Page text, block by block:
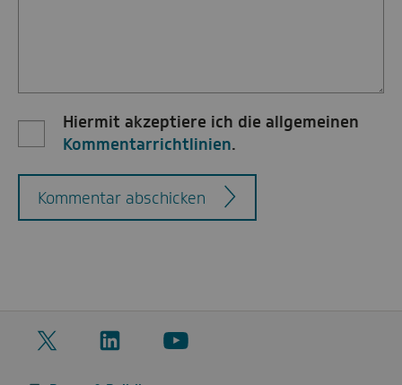
Hiermit akzeptiere ich die allgemeinen
Kommentarrichtlinien.
Kommentar abschicken
Twitter
LinkedIn
YouTube